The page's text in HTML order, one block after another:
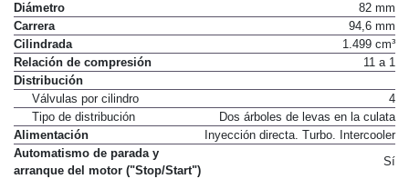
Diámetro
82 mm
Carrera
94,6 mm
Cilindrada
1.499 cm³
Relación de compresión
11 a 1
Distribución
Válvulas por cilindro
4
Tipo de distribución
Dos árboles de levas en la culata
Alimentación
Inyección directa. Turbo. Intercooler
Automatismo de parada y
arranque del motor ("Stop/Start")
Sí